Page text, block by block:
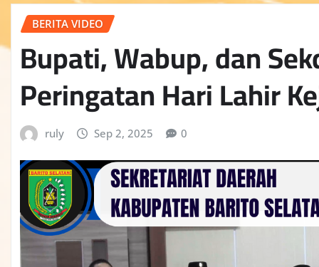
BERITA VIDEO
Bupati, Wabup, dan
Peringatan Hari Lahir
ruly Sep 2, 2025 0